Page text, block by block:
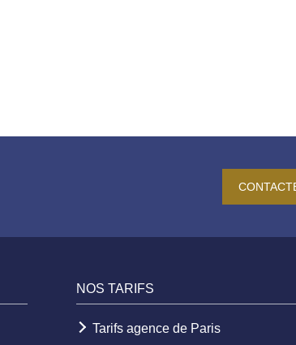
NOS TARIFS
Tarifs agence de Paris